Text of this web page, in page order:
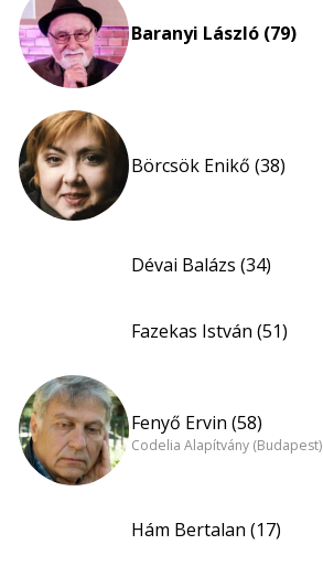
Baranyi László (79)
Börcsök Enikő (38)
Dévai Balázs (34)
Fazekas István (51)
Fenyő Ervin (58)
Codelia Alapítvány (Budapest)
Hám Bertalan (17)